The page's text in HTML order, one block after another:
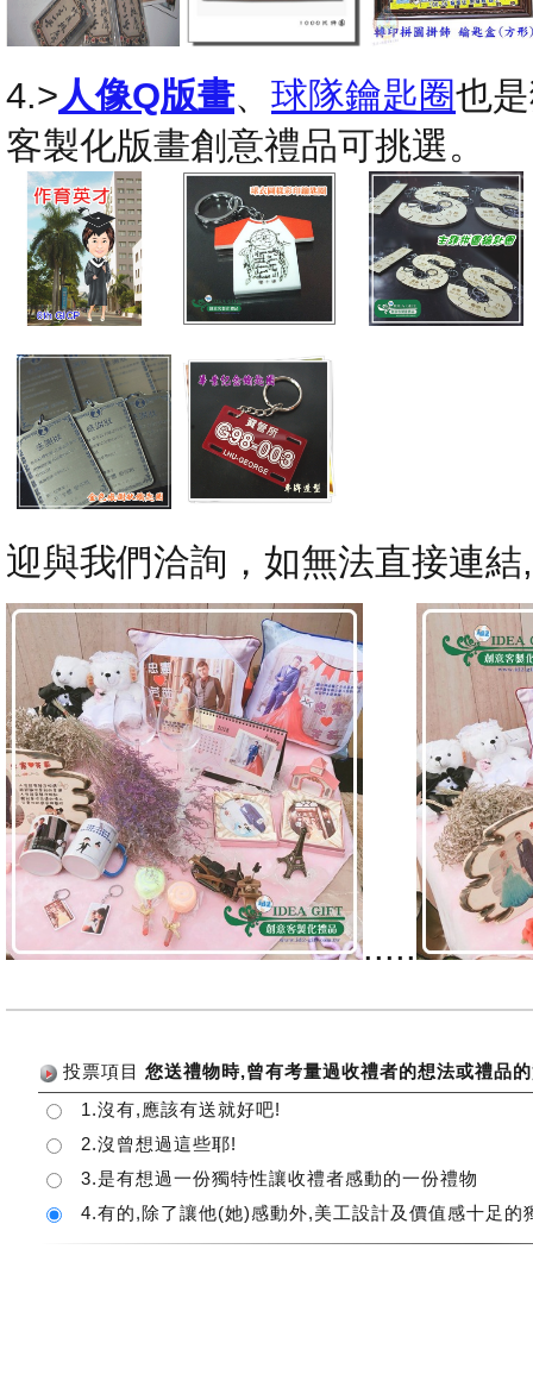
4.>人像Q版畫、 球隊鑰匙圈也
客製化版畫創意禮品可挑選。
迎與我們洽詢，如無法直接連
.....